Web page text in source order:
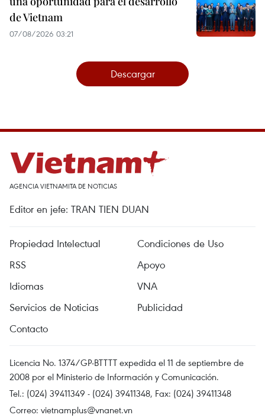
de Vietnam
07/08/2026 03:21
Descargar
AGENCIA VIETNAMITA DE NOTICIAS
Editor en jefe: TRAN TIEN DUAN
Propiedad Intelectual
Condiciones de Uso
RSS
Apoyo
Idiomas
VNA
Servicios de Noticias
Publicidad
Contacto
Licencia No. 1374/GP-BTTTT expedida el 11 de septiembre de
2008 por el Ministerio de Información y Comunicación.
Tel.: (024) 39411349 - (024) 39411348, Fax: (024) 39411348
Correo: vietnamplus@vnanet.vn